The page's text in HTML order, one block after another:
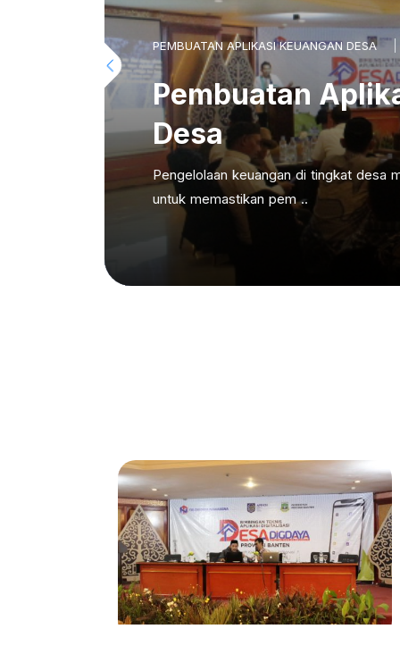
PEMBUATAN APLIKASI KEUANGAN DESA
Pembuatan
Desa
Pengelolaan keuangan di tingkat desa
untuk memastikan pem ..